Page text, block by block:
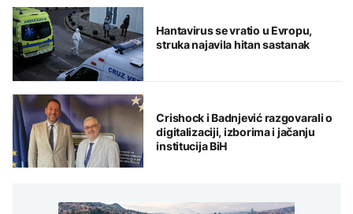
Hantavirus se vratio u Evropu,
struka najavila hitan sastanak
Crishock i Badnjević razgovarali o
digitalizaciji, izborima i jačanju
institucija BiH